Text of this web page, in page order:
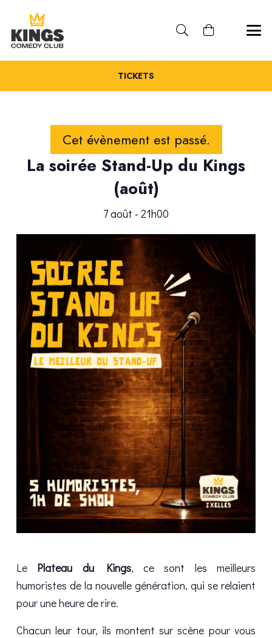
TICKETS
Cet évènement est passé.
La soirée Stand-Up du Kings
(août)
7 août - 21h00
Le Plateau du Kings, ce sont les meilleurs
humoristes de la nouvelle génération, qui se relaient
pour une heure de rire.
Chacun leur tour, ils montent sur scène pour vous